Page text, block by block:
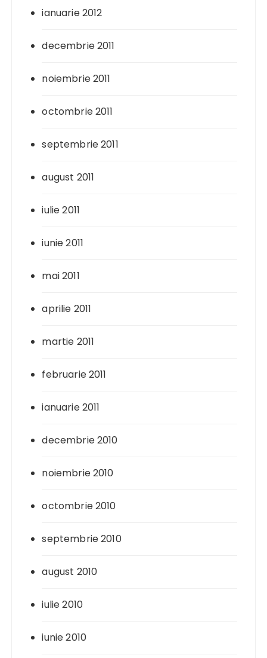
ianuarie 2012
decembrie 2011
noiembrie 2011
octombrie 2011
septembrie 2011
august 2011
iulie 2011
iunie 2011
mai 2011
aprilie 2011
martie 2011
februarie 2011
ianuarie 2011
decembrie 2010
noiembrie 2010
octombrie 2010
septembrie 2010
august 2010
iulie 2010
iunie 2010